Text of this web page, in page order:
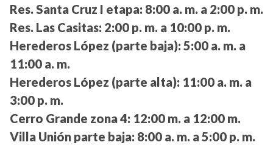
Res. Santa Cruz I etapa: 8:00 a. m. a 2:00 p. m.
Res. Las Casitas: 2:00 p. m. a 10:00 p. m.
Herederos López (parte baja): 5:00 a. m. a
11:00 a. m.
Herederos López (parte alta): 11:00 a. m. a
3:00 p. m.
Cerro Grande zona 4: 12:00 m. a 12:00 m.
Villa Unión parte baja: 8:00 a. m. a 5:00 p. m.